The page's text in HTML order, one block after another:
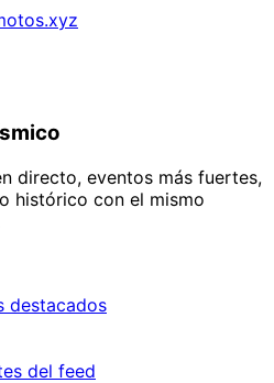
directo, eventos más fuertes,
histórico con el mismo
destacados
del feed